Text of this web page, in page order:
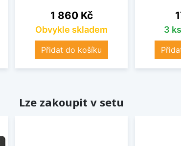
Cena
1 860 Kč
Obvykle skladem
Přidat do košíku
3
Lze zakoupit v setu